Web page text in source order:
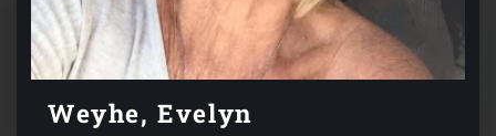
Weyhe, Evelyn